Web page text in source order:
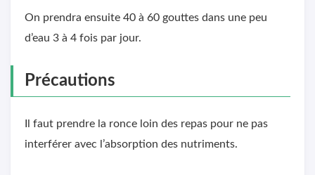
On prendra ensuite 40 à 60 gouttes dans une peu
d’eau 3 à 4 fois par jour.
Précautions
Il faut prendre la ronce loin des repas pour ne pas
interférer avec l’absorption des nutriments.